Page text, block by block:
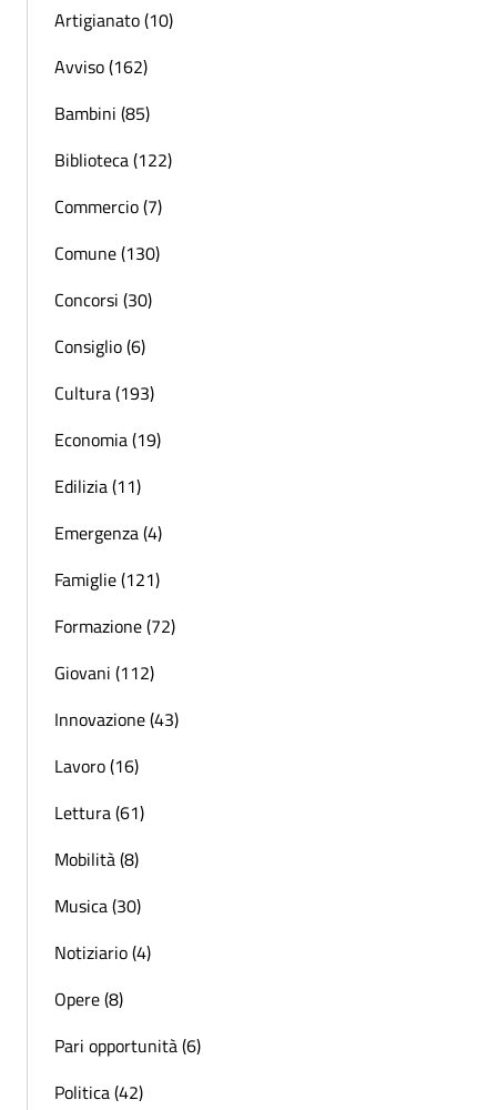
Artigianato (10)
Avviso (162)
Bambini (85)
Biblioteca (122)
Commercio (7)
Comune (130)
Concorsi (30)
Consiglio (6)
Cultura (193)
Economia (19)
Edilizia (11)
Emergenza (4)
Famiglie (121)
Formazione (72)
Giovani (112)
Innovazione (43)
Lavoro (16)
Lettura (61)
Mobilità (8)
Musica (30)
Notiziario (4)
Opere (8)
Pari opportunità (6)
Politica (42)